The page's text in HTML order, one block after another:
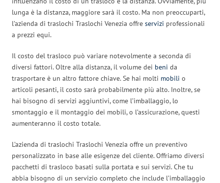
lunga è la distanza, maggiore sarà il costo. Ma non preoccuparti,
l’azienda di traslochi Traslochi Venezia offre servizi professionali
a prezzi equi.
Il costo del trasloco può variare notevolmente a seconda di
diversi fattori. Oltre alla distanza, il volume dei beni da
trasportare è un altro fattore chiave. Se hai molti mobili o
articoli pesanti, il costo sarà probabilmente più alto. Inoltre, se
hai bisogno di servizi aggiuntivi, come l’imballaggio, lo
smontaggio e il montaggio dei mobili, o l’assicurazione, questi
aumenteranno il costo totale.
L’azienda di traslochi Traslochi Venezia offre un preventivo
personalizzato in base alle esigenze del cliente. Offriamo diversi
pacchetti di trasloco basati sulla portata e sui servizi. Che tu
abbia bisogno di un servizio completo che include l’imballaggio